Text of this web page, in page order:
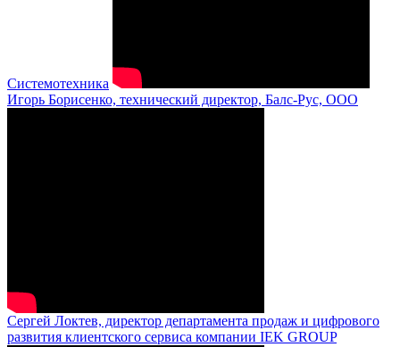
Системотехника
Игорь Борисенко, технический директор, Балс-Рус, ООО
Сергей Локтев, директор департамента продаж и цифрового
развития клиентского сервиса компании IEK GROUP